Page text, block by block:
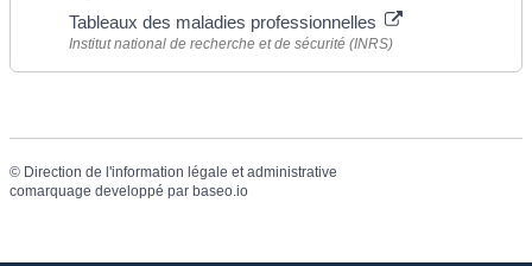
Tableaux des maladies professionnelles
Institut national de recherche et de sécurité (INRS)
© Direction de l'information légale et administrative
comarquage developpé par baseo.io